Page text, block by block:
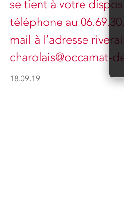
se tient à votre
téléphone au
mail à l’adresse
charolais@occamat-
18.09.19